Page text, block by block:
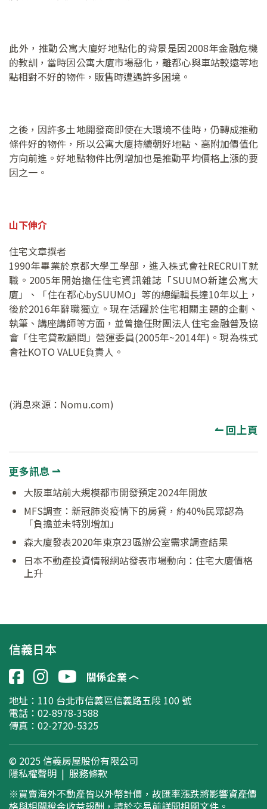
此外，推動公寓大廈好地點化的背景是因2008年金融危機
的教訓，當時因公寓大廈市場惡化，離都心與車站較遠等地
點相對不好的物件，販售時遭遇許多困境。
之後，因許多土地開發商即使在大環境不佳時，仍轉成推動
條件好的物件，所以公寓大廈持續朝好地點、高附加價值化
方向前進。好地點物件比例增加也是推動平均價格上漲的要
因之一。
山下伸介
住宅文章撰者
1990年畢業於京都大學工學部，進入株式會社RECRUIT就
職。2005年開始擔任住宅資訊雜誌「SUUMO新建公寓大
廈」、「住在都心bySUUMO」等的總編輯長達10年以上，
後於2016年辭職獨立。現在活躍於住宅相關主題的企劃、
執筆、講座講師等方面，並曾擔任財團法人住宅金融普及協
會「住宅貸款顧問」營運委員(2005年~2014年)。現為株式
會社KOTO VALUE負責人。
(消息來源：Nomu.com)
↼ 回上頁
更多訊息 ⇀
大阪車站前大規模都市開發預定2024年開放
MFS調查：新冠肺炎疫情下的房貸，約40%民眾認為
「負擔並未特別增加」
森大廈發表2020年東京23區辦公室需求調查結果
日本不動產投資情報網站發表市場動向：住宅大廈價格
上升
信義日本
關係企業
地址： 110 台北市信義區信義路五段 100 號
電話：02-8978-3588
傳真：02-2720-5325
© 2025 信義房屋股份有限公司
隱私權聲明 | 服務條款
※買賣海外不動產皆以外幣計價，故匯率漲跌將影響資產價